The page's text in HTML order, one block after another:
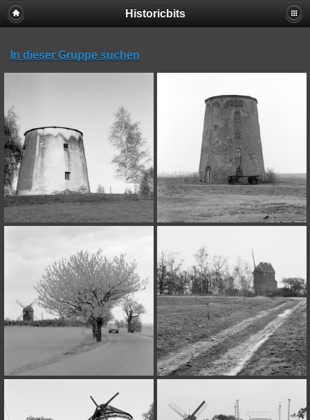
Historicbits
In dieser Gruppe suchen